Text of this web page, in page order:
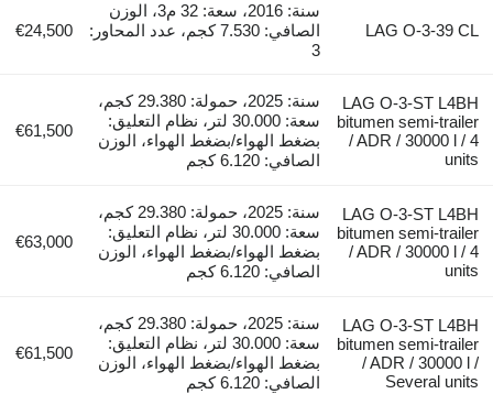
LAG O-3-39 CL
سنة: 2016، سعة: 32 م3، الوزن
الصافي: 7.530 كجم، عدد المحاور:
3
€24,500
LAG O-3-ST L4BH
bitumen semi-trailer
/ ADR / 30000 l / 4
units
سنة: 2025، حمولة: 29.380 كجم،
سعة: 30.000 لتر، نظام التعليق:
بضغط الهواء/بضغط الهواء، الوزن
الصافي: 6.120 كجم
€61,500
LAG O-3-ST L4BH
bitumen semi-trailer
/ ADR / 30000 l / 4
units
سنة: 2025، حمولة: 29.380 كجم،
سعة: 30.000 لتر، نظام التعليق:
بضغط الهواء/بضغط الهواء، الوزن
الصافي: 6.120 كجم
€63,000
LAG O-3-ST L4BH
bitumen semi-trailer
/ ADR / 30000 l /
Several units
سنة: 2025، حمولة: 29.380 كجم،
سعة: 30.000 لتر، نظام التعليق:
بضغط الهواء/بضغط الهواء، الوزن
الصافي: 6.120 كجم
€61,500